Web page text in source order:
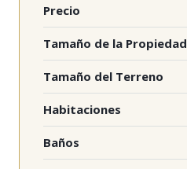
Precio
Tamaño de la Propiedad
Tamaño del Terreno
Habitaciones
Baños